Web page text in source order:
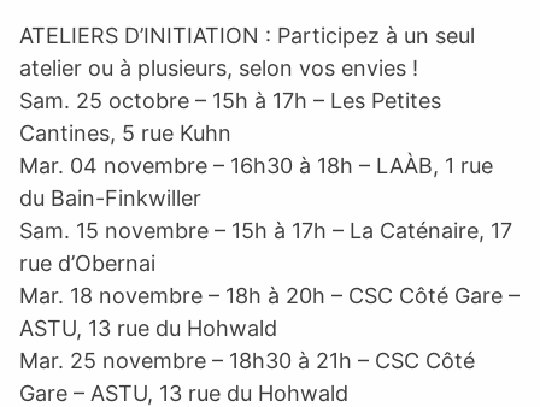
ATELIERS D’INITIATION : Participez à un seul
atelier ou à plusieurs, selon vos envies !
Sam. 25 octobre – 15h à 17h – Les Petites
Cantines, 5 rue Kuhn
Mar. 04 novembre – 16h30 à 18h – LAÀB, 1 rue
du Bain-Finkwiller
Sam. 15 novembre – 15h à 17h – La Caténaire, 17
rue d’Obernai
Mar. 18 novembre – 18h à 20h – CSC Côté Gare –
ASTU, 13 rue du Hohwald
Mar. 25 novembre – 18h30 à 21h – CSC Côté
Gare – ASTU, 13 rue du Hohwald